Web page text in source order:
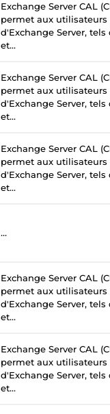
Exchange Server CAL
permet aux utilisateurs
d'Exchange Server,
et...
Exchange Server CAL
permet aux utilisateurs
d'Exchange Server,
et...
Exchange Server CAL
permet aux utilisateurs
d'Exchange Server,
et...
...
Exchange Server CAL
permet aux utilisateurs
d'Exchange Server,
et...
Exchange Server CAL
permet aux utilisateurs
d'Exchange Server,
et...